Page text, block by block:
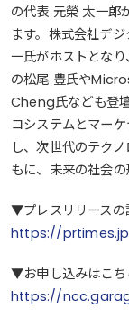
の代表 元榮 太一郎
ます。株式会社デ
一氏がホストとな
の松尾 豊氏や
Cheng氏なども登
コシステムとマー
し、次世代のテク
もに、未来の社会の
▼プレスリリースの
https://
▼お申し込みはこち
https://